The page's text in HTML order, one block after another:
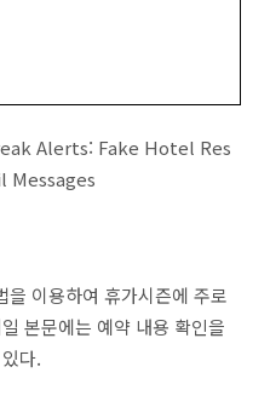
Alerts: Fake Hotel Res
Messages
이용하여 휴가시즌에 주로
본문에는 예약 내용 확인을
다.